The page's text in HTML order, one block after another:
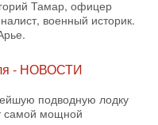
Тамар, офицер
военный историк.
- НОВОСТИ
подводную лодку
самой мощной